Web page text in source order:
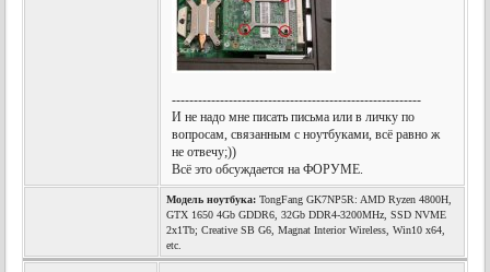
---------------------------------------------------------
И не надо мне писать письма или в личку по
вопросам, связанным с ноутбуками, всё равно ж
не отвечу;))
Всё это обсуждается на ФОРУМЕ.
Модель ноутбука: TongFang GK7NP5R: AMD Ryzen 4800H,
GTX 1650 4Gb GDDR6, 32Gb DDR4-3200MHz, SSD NVME
2x1Tb; Creative SB G6, Magnat Interior Wireless, Win10 x64,
etc.